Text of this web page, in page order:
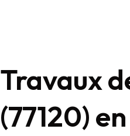
Travaux
(77120)